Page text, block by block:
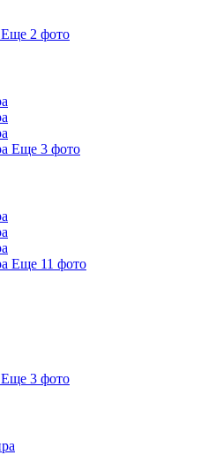
Еще 2 фото
Еще 3 фото
Еще 11 фото
Еще 3 фото